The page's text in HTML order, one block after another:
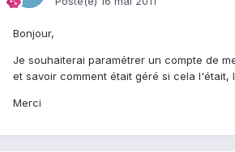
Bonjour,
Je souhaiterai paramétrer un compte de
et savoir comment était géré si cela l'était,
Merci